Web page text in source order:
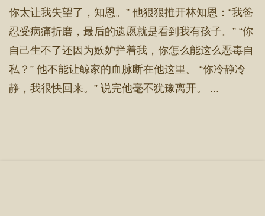
你太让我失望了，知恩。” 他狠狠推开林知恩：“我爸
忍受病痛折磨，最后的遗愿就是看到我有孩子。” “你
自己生不了还因为嫉妒拦着我，你怎么能这么恶毒自
私？” 他不能让鲸家的血脉断在他这里。 “你冷静冷
静，我很快回来。” 说完他毫不犹豫离开。 ...